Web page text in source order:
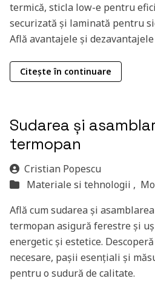
termică, sticla low-e pentru
securizată și laminată pentru
Află avantajele și
Citește în continuare
Sudarea și
termopan
Cristian Popescu
Materiale si tehnologii ,
Află cum sudarea și
termopan asigură ferestre și
energetic și estetice.
necesare, pașii esențiali și
pentru o sudură de calitate.